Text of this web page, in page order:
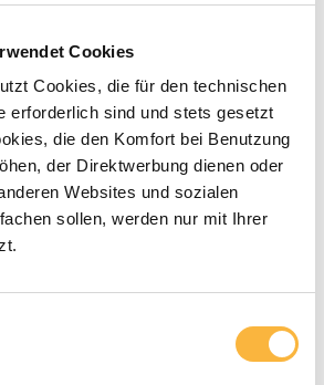
Cookies
Cookies, die für den technischen
erforderlich sind und stets gesetzt
die den Komfort bei Benutzung
der Direktwerbung dienen oder
Websites und sozialen
sollen, werden nur mit Ihrer
month | 2/2 = second half of
plus shipping costs
Enter the desired